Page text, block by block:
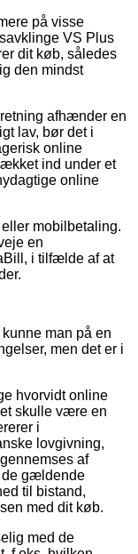
på visse
VS Plus
dit køb, således
den mindst
afhænder en
lav, bør det i
online
ind under et
online
mobilbetaling.
en
i tilfælde af at
man på en
men det er i
hvorvidt online
skulle være en
i
lovgivning,
af
de gældende
til bistand,
med dit køb.
med de